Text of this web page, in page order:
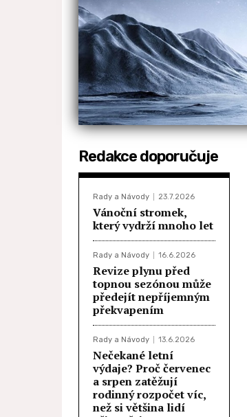
Redakce doporučuje
Rady a Návody 23.7.2026
Vánoční stromek,
který vydrží mnoho let
Rady a Návody 16.6.2026
Revize plynu před
topnou sezónou může
předejít nepříjemným
překvapením
Rady a Návody 13.6.2026
Nečekané letní
výdaje? Proč červenec
a srpen zatěžují
rodinný rozpočet víc,
než si většina lidí